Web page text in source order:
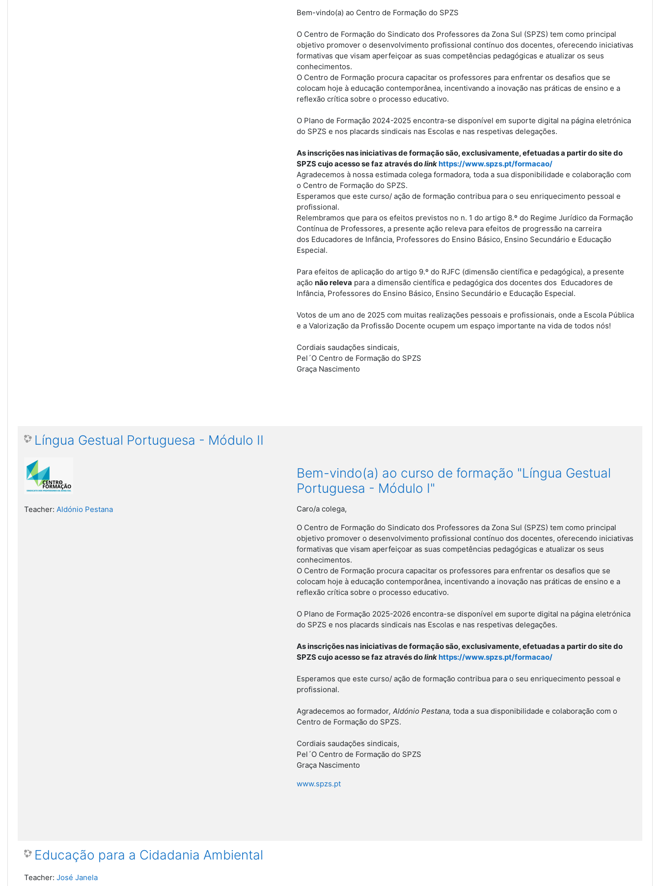
Bem-vindo(a) ao Centro de Formação do SPZS
O Centro de Formação do Sindicato dos Professores da Zona Sul (SPZS) tem como principal
objetivo promover o desenvolvimento profissional contínuo dos docentes, oferecendo iniciativas
formativas que visam aperfeiçoar as suas competências pedagógicas e atualizar os seus
conhecimentos.
O Centro de Formação procura capacitar os professores para enfrentar os desafios que se
colocam hoje à educação contemporânea, incentivando a inovação nas práticas de ensino e a
reflexão crítica sobre o processo educativo.
O Plano de Formação 2024-2025 encontra-se disponível em suporte digital na página eletrónica
do SPZS e nos placards sindicais nas Escolas e nas respetivas delegações.
As inscrições nas iniciativas de formação são, exclusivamente, efetuadas a partir do site do
SPZS cujo acesso se faz através dolinkhttps://www.spzs.pt/formacao/
Agradecemos à nossa estimada colega formadora, toda a sua disponibilidade e colaboração com
o Centro de Formação do SPZS.
Esperamos que este curso/ ação de formação contribua para o seu enriquecimento pessoal e
profissional.
Relembramos que para os efeitos previstos no n. 1 do artigo 8.º do Regime Jurídico da Formação
Contínua de Professores, a presente ação releva para efeitos de progressão na carreira
dos Educadores de Infância, Professores do Ensino Básico, Ensino Secundário e Educação
Especial.
Para efeitos de aplicação do artigo 9.º do RJFC (dimensão científica e pedagógica), a presente
açãonão releva para a dimensão científica e pedagógica dos docentes dos Educadores de
Infância, Professores do Ensino Básico, Ensino Secundário e Educação Especial.
Votos de um ano de 2025 com muitas realizações pessoais e profissionais, onde a Escola Pública
e a Valorização da Profissão Docente ocupem um espaço importante na vida de todos nós!
Cordiais saudações sindicais,
Pel´O Centro de Formação do SPZS
Graça Nascimento
Língua Gestual Portuguesa - Módulo II
Bem-vindo(a) ao curso de formação "Língua Gestual
Portuguesa - Módulo I"
Caro/a colega,
O Centro de Formação do Sindicato dos Professores da Zona Sul (SPZS) tem como principal
objetivo promover o desenvolvimento profissional contínuo dos docentes, oferecendo iniciativas
formativas que visam aperfeiçoar as suas competências pedagógicas e atualizar os seus
conhecimentos.
O Centro de Formação procura capacitar os professores para enfrentar os desafios que se
colocam hoje à educação contemporânea, incentivando a inovação nas práticas de ensino e a
reflexão crítica sobre o processo educativo.
O Plano de Formação 2025-2026 encontra-se disponível em suporte digital na página eletrónica
do SPZS e nos placards sindicais nas Escolas e nas respetivas delegações.
As inscrições nas iniciativas de formação são, exclusivamente, efetuadas a partir do site do
SPZS cujo acesso se faz através dolinkhttps://www.spzs.pt/formacao/
Esperamos que este curso/ ação de formação contribua para o seu enriquecimento pessoal e
profissional.
Agradecemos ao formador, Aldónio Pestana, toda a sua disponibilidade e colaboração com o
Centro de Formação do SPZS.
Cordiais saudações sindicais,
Pel´O Centro de Formação do SPZS
Graça Nascimento
www.spzs.pt
Teacher: Aldónio Pestana
Educação para a Cidadania Ambiental
Teacher: José Janela